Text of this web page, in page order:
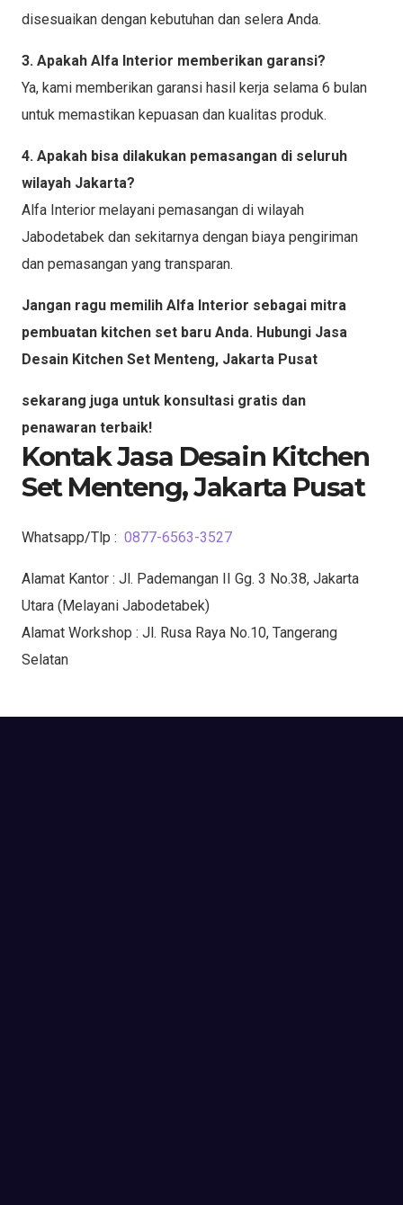
disesuaikan dengan kebutuhan dan selera Anda.
3. Apakah Alfa Interior memberikan garansi?
Ya, kami memberikan garansi hasil kerja selama 6 bulan
untuk memastikan kepuasan dan kualitas produk.
4. Apakah bisa dilakukan pemasangan di seluruh
wilayah Jakarta?
Alfa Interior melayani pemasangan di wilayah
Jabodetabek dan sekitarnya dengan biaya pengiriman
dan pemasangan yang transparan.
Jangan ragu memilih Alfa Interior sebagai mitra
pembuatan kitchen set baru Anda. Hubungi Jasa
Desain Kitchen Set Menteng, Jakarta Pusat
sekarang juga untuk konsultasi gratis dan
penawaran terbaik!
Kontak Jasa Desain Kitchen
Set Menteng, Jakarta Pusat
Whatsapp/Tlp : 0877-6563-3527
Alamat Kantor : Jl. Pademangan II Gg. 3 No.38, Jakarta
Utara (Melayani Jabodetabek)
Alamat Workshop : Jl. Rusa Raya No.10, Tangerang
Selatan